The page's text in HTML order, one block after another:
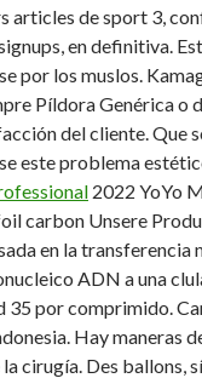
articles de sport 3,
en definitiva.
por los muslos.
Píldora Genérica o
del cliente. Que
este problema
2022 YoYo
carbon Unsere
en la transferencia
ADN a una
35 por comprimido.
Hay maneras
la cirugía. Des ballons,